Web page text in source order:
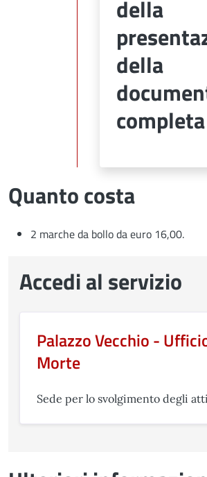
della
della
completa
Quanto costa
2 marche da bollo da euro 16,00.
Accedi al servizio
Palazzo Vecchio -
Morte
Sede per lo svolgimento degli